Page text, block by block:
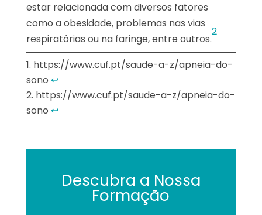
estar relacionada com diversos fatores
como a obesidade, problemas nas vias
respiratórias ou na faringe, entre outros.
2
https://www.cuf.pt/saude-a-z/apneia-do-
sono ↩︎
https://www.cuf.pt/saude-a-z/apneia-do-
sono ↩︎
Descubra a Nossa
Formação